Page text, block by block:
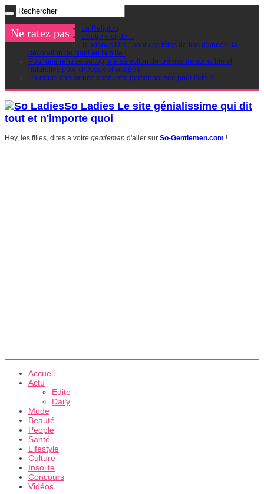
Ne ratez pas
La Religion
L’autre monde…
Tendance DIY : pour ces fêtes de fins d’année, la
décoration de Noel en famille !
Pour une rentrée au top, ma sélection de crèmes de soins bio et
naturelles pour cheveux et visage !
Pourquoi choisir une casquette personnalisée pour l’été ?
So Ladies Le site génialissime qui dit
tout et n'importe quoi
Hey, les filles, dites a votre gentleman d'aller sur So-Gentlemen.com !
Accueil
Actu
Edito
Daily
Mode
Beauté
People
Santé
Lifestyle
Culture
Insolite
Concours
Vidéos